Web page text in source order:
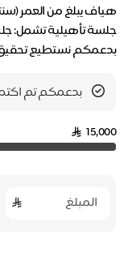
جلسة تأهيلية تشمل:
بدعمكم نستطيع
بدعمكم تم
15,000